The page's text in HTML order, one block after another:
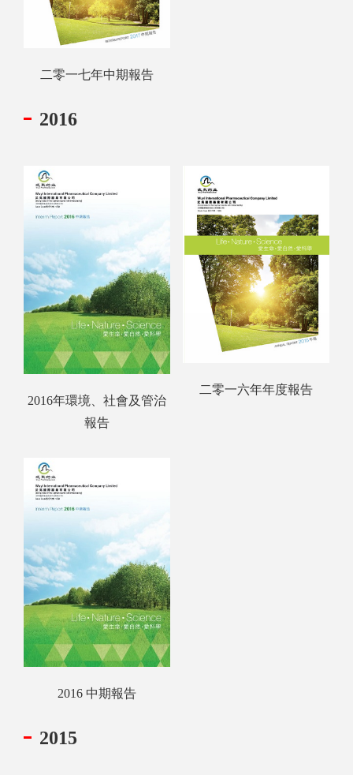
二零一七年中期報告
2016
2016年環境、社會及管治
報告
二零一六年年度報告
2016 中期報告
2015